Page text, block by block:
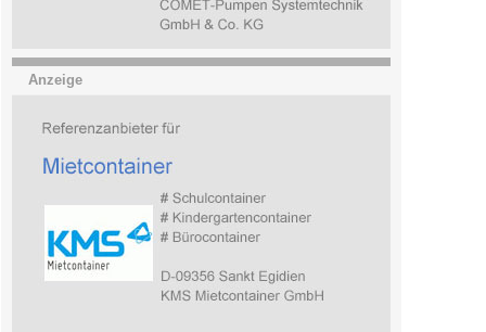
Anzeige